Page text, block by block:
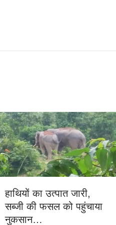
हाथियों का उत्पात जारी,
सब्जी की फसल को पहुंचाया
नुकसान…